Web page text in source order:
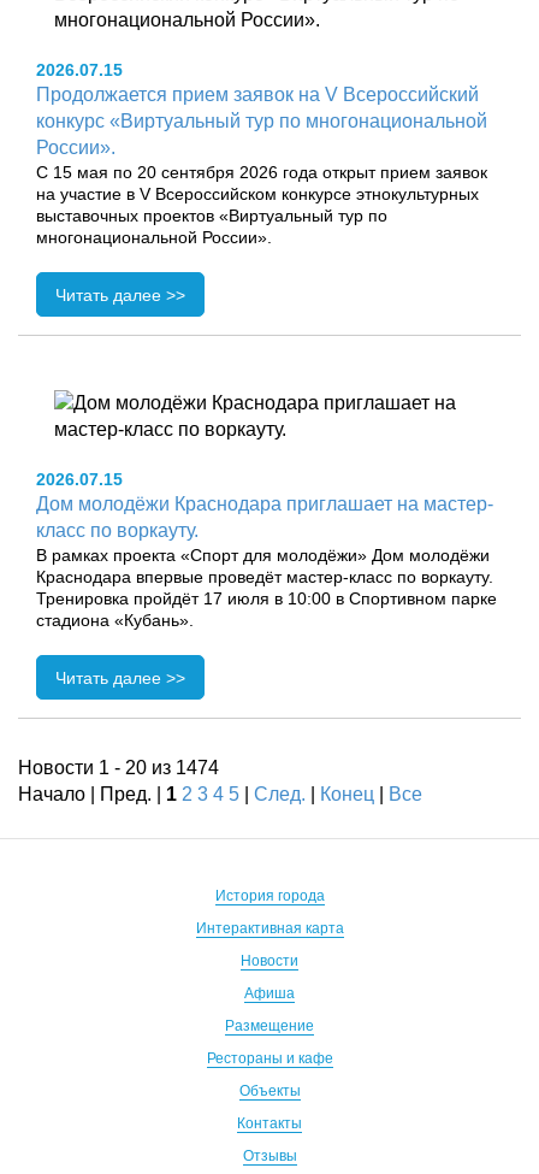
2026.07.15
Продолжается прием заявок на V Всероссийский
конкурс «Виртуальный тур по многонациональной
России».
С 15 мая по 20 сентября 2026 года открыт прием заявок
на участие в V Всероссийском конкурсе этнокультурных
выставочных проектов «Виртуальный тур по
многонациональной России».
Читать далее >>
2026.07.15
Дом молодёжи Краснодара приглашает на мастер-
класс по воркауту.
В рамках проекта «Спорт для молодёжи» Дом молодёжи
Краснодара впервые проведёт мастер-класс по воркауту.
Тренировка пройдёт 17 июля в 10:00 в Спортивном парке
стадиона «Кубань».
Читать далее >>
Новости 1 - 20 из 1474
Начало | Пред. | 1 2 3 4 5 След. Конец Все
История города
Интерактивная карта
Новости
Афиша
Размещение
Рестораны и кафе
Объекты
Контакты
Отзывы